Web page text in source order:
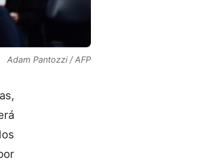
Adam Pantozzi / AFP